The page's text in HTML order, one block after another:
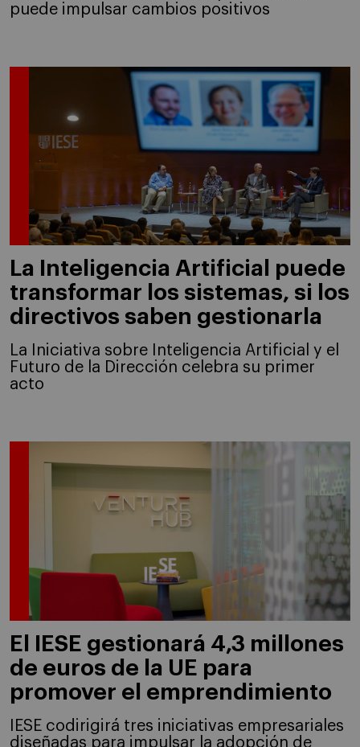
puede impulsar cambios positivos
La Inteligencia Artificial puede
transformar los sistemas, si los
directivos saben gestionarla
La Iniciativa sobre Inteligencia Artificial y el
Futuro de la Dirección celebra su primer
acto
El IESE gestionará 4,3 millones
de euros de la UE para
promover el emprendimiento
IESE codirigirá tres iniciativas empresariales
diseñadas para impulsar la adopción de